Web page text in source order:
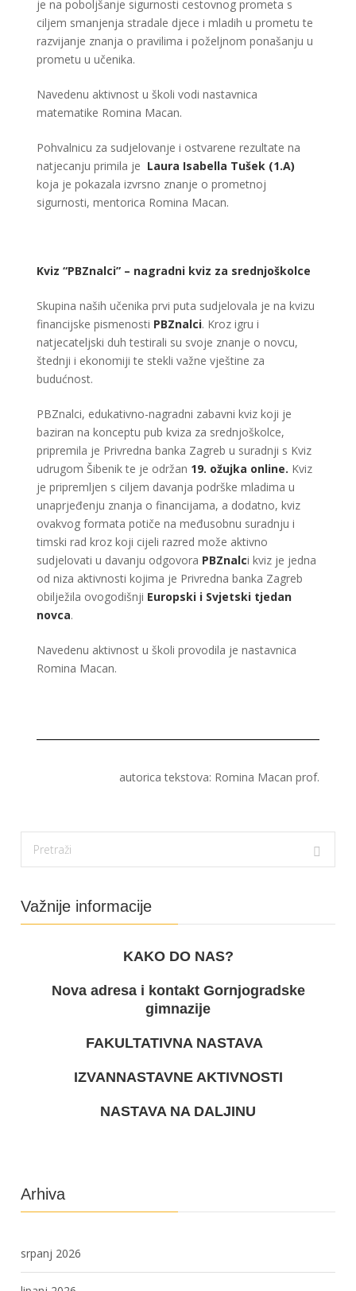
je na poboljšanje sigurnosti cestovnog prometa s
ciljem smanjenja stradale djece i mladih u prometu te
razvijanje znanja o pravilima i poželjnom ponašanju u
prometu u učenika.
Navedenu aktivnost u školi vodi nastavnica
matematike Romina Macan.
Pohvalnicu za sudjelovanje i ostvarene rezultate na
natjecanju primila je Laura Isabella Tušek (1.A)
koja je pokazala izvrsno znanje o prometnoj
sigurnosti, mentorica Romina Macan.
Kviz “PBZnalci” – nagradni kviz za srednjoškolce
Skupina naših učenika prvi puta sudjelovala je na kvizu
financijske pismenosti PBZnalci. Kroz igru i
natjecateljski duh testirali su svoje znanje o novcu,
štednji i ekonomiji te stekli važne vještine za
budućnost.
PBZnalci, edukativno-nagradni zabavni kviz koji je
baziran na konceptu pub kviza za srednjoškolce,
pripremila je Privredna banka Zagreb u suradnji s Kviz
udrugom Šibenik te je održan 19. ožujka online. Kviz
je pripremljen s ciljem davanja podrške mladima u
unaprjeđenju znanja o financijama, a dodatno, kviz
ovakvog formata potiče na međusobnu suradnju i
timski rad kroz koji cijeli razred može aktivno
sudjelovati u davanju odgovora PBZnalci kviz je jedna
od niza aktivnosti kojima je Privredna banka Zagreb
obilježila ovogodišnji Europski i Svjetski tjedan
novca.
Navedenu aktivnost u školi provodila je nastavnica
Romina Macan.
autorica tekstova: Romina Macan prof.
Važnije informacije
KAKO DO NAS?
Nova adresa i kontakt Gornjogradske
gimnazije
FAKULTATIVNA NASTAVA
IZVANNASTAVNE AKTIVNOSTI
NASTAVA NA DALJINU
Arhiva
srpanj 2026